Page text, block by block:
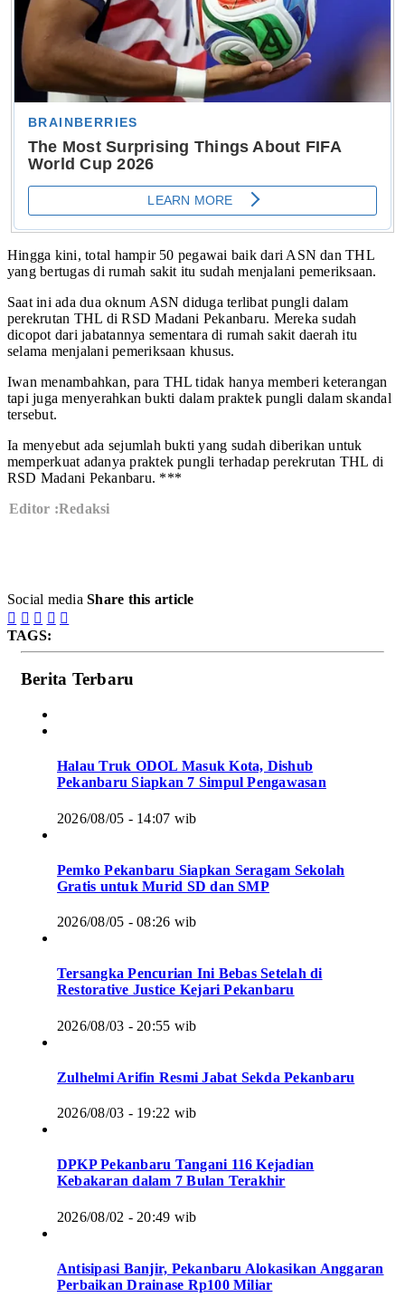
Hingga kini, total hampir 50 pegawai baik dari ASN dan THL
yang bertugas di rumah sakit itu sudah menjalani pemeriksaan.
Saat ini ada dua oknum ASN diduga terlibat pungli dalam
perekrutan THL di RSD Madani Pekanbaru. Mereka sudah
dicopot dari jabatannya sementara di rumah sakit daerah itu
selama menjalani pemeriksaan khusus.
Iwan menambahkan, para THL tidak hanya memberi keterangan
tapi juga menyerahkan bukti dalam praktek pungli dalam skandal
tersebut.
Ia menyebut ada sejumlah bukti yang sudah diberikan untuk
memperkuat adanya praktek pungli terhadap perekrutan THL di
RSD Madani Pekanbaru. ***
Editor :Redaksi
Social media Share this article
    
TAGS:
Berita Terbaru
Halau Truk ODOL Masuk Kota, Dishub
Pekanbaru Siapkan 7 Simpul Pengawasan
2026/08/05 - 14:07 wib
Pemko Pekanbaru Siapkan Seragam Sekolah
Gratis untuk Murid SD dan SMP
2026/08/05 - 08:26 wib
Tersangka Pencurian Ini Bebas Setelah di
Restorative Justice Kejari Pekanbaru
2026/08/03 - 20:55 wib
Zulhelmi Arifin Resmi Jabat Sekda Pekanbaru
2026/08/03 - 19:22 wib
DPKP Pekanbaru Tangani 116 Kejadian
Kebakaran dalam 7 Bulan Terakhir
2026/08/02 - 20:49 wib
Antisipasi Banjir, Pekanbaru Alokasikan Anggaran
Perbaikan Drainase Rp100 Miliar